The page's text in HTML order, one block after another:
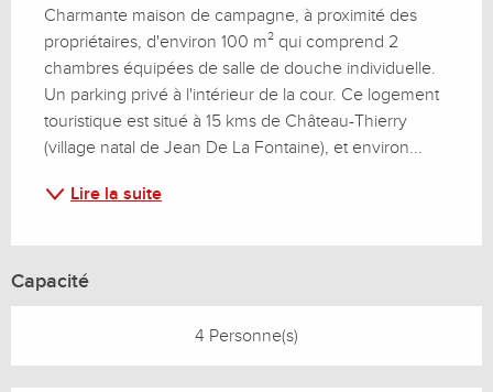
Charmante maison de campagne, à proximité des
propriétaires, d'environ 100 m² qui comprend 2
chambres équipées de salle de douche individuelle.
Un parking privé à l'intérieur de la cour. Ce logement
touristique est situé à 15 kms de Château-Thierry
(village natal de Jean De La Fontaine), et environ...
Lire la suite
Capacité
4 Personne(s)